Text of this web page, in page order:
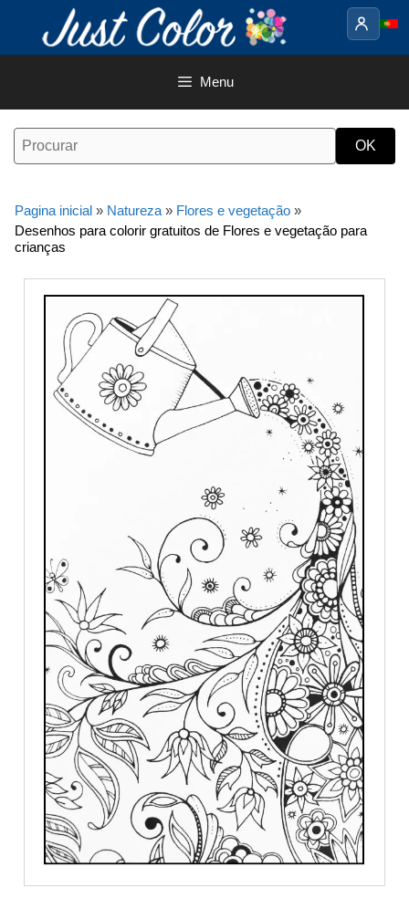
o
Menu
Pagina inicial » Natureza » Flores e vegetação »
Desenhos para colorir gratuitos de Flores e vegetação para
crianças